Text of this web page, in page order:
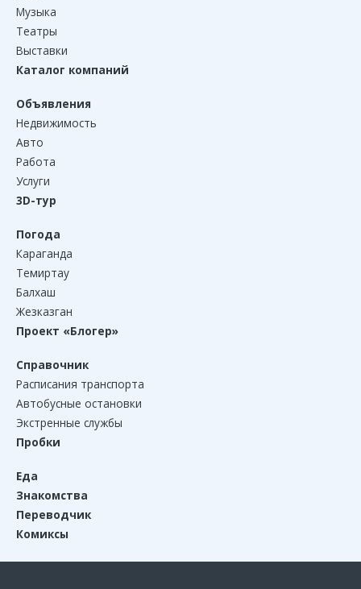
Музыка
Театры
Выставки
Каталог компаний
Объявления
Недвижимость
Авто
Работа
Услуги
3D-тур
Погода
Караганда
Темиртау
Балхаш
Жезказган
Проект «Блогер»
Справочник
Расписания транспорта
Автобусные остановки
Экстренные службы
Пробки
Еда
Знакомства
Переводчик
Комиксы